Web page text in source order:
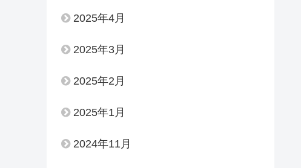
2025年4月
2025年3月
2025年2月
2025年1月
2024年11月